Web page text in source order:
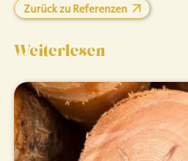
Zurück zu Referenzen
Weiterlesen